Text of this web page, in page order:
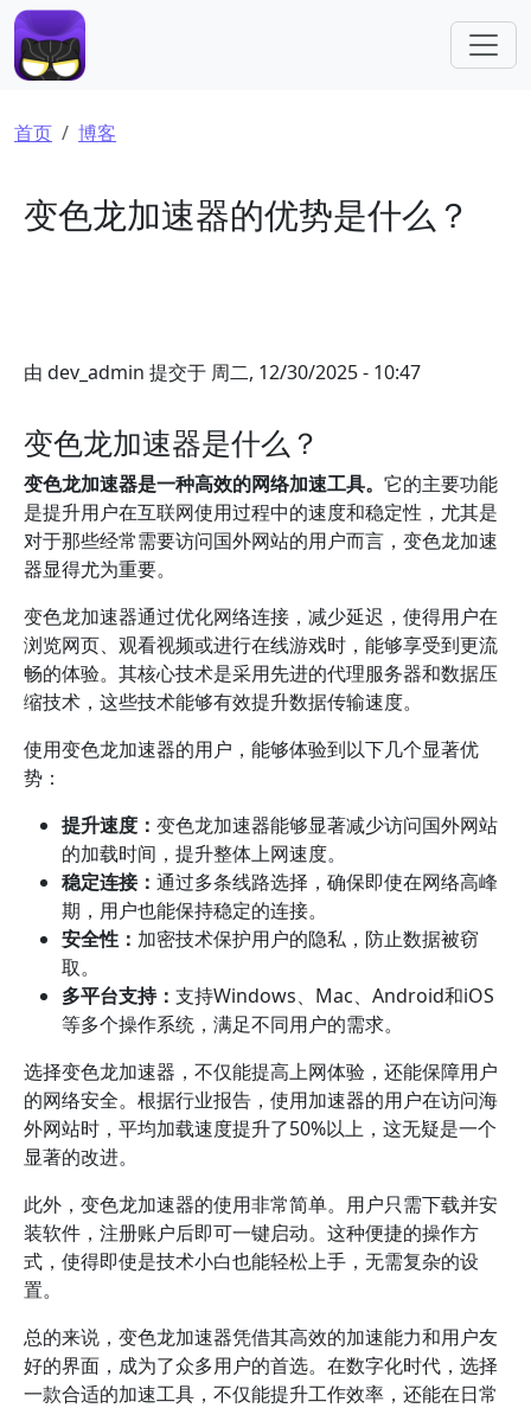
跳转到主要内容
面包屑
首页 博客
变色龙加速器的优势是什么？
由 dev_admin 提交于 周二, 12/30/2025 - 10:47
变色龙加速器是什么？
变色龙加速器是一种高效的网络加速工具。 它的主要功能
是提升用户在互联网使用过程中的速度和稳定性，尤其是
对于那些经常需要访问国外网站的用户而言，变色龙加速
器显得尤为重要。
变色龙加速器通过优化网络连接，减少延迟，使得用户在
浏览网页、观看视频或进行在线游戏时，能够享受到更流
畅的体验。其核心技术是采用先进的代理服务器和数据压
缩技术，这些技术能够有效提升数据传输速度。
使用变色龙加速器的用户，能够体验到以下几个显著优
势：
提升速度： 变色龙加速器能够显著减少访问国外网站
的加载时间，提升整体上网速度。
稳定连接： 通过多条线路选择，确保即使在网络高峰
期，用户也能保持稳定的连接。
安全性： 加密技术保护用户的隐私，防止数据被窃
取。
多平台支持： 支持Windows、Mac、Android和iOS
等多个操作系统，满足不同用户的需求。
选择变色龙加速器，不仅能提高上网体验，还能保障用户
的网络安全。根据行业报告，使用加速器的用户在访问海
外网站时，平均加载速度提升了50%以上，这无疑是一个
显著的改进。
此外，变色龙加速器的使用非常简单。用户只需下载并安
装软件，注册账户后即可一键启动。这种便捷的操作方
式，使得即使是技术小白也能轻松上手，无需复杂的设
置。
总的来说，变色龙加速器凭借其高效的加速能力和用户友
好的界面，成为了众多用户的首选。在数字化时代，选择
一款合适的加速工具，不仅能提升工作效率，还能在日常